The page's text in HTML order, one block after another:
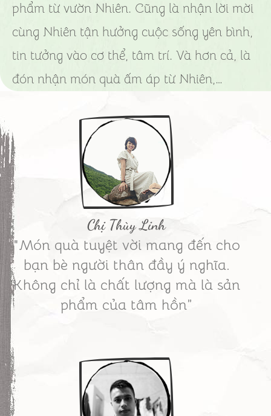
phẩm từ vườn Nhiên. Cũng là nhận lời mời
cùng Nhiên tận hưởng cuộc sống yên bình,
tin tưởng vào cơ thể, tâm trí. Và hơn cả, là
đón nhận món quà ấm áp từ Nhiên,…
Chị Thùy Linh
"Món quà tuyệt vời mang đến cho
bạn bè người thân đầy ý nghĩa.
Không chỉ là chất lượng mà là sản
phẩm của tâm hồn”